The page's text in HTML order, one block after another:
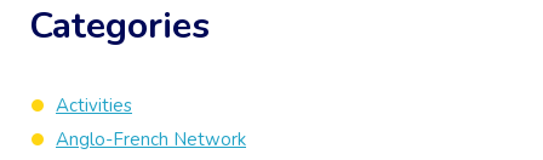
Categories
Activities
Anglo-French Network